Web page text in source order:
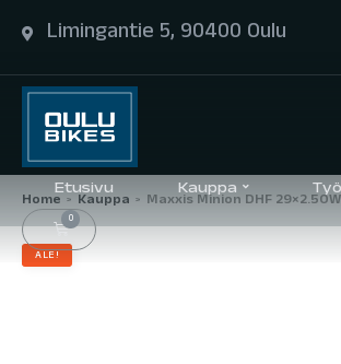
Limingantie 5, 90400 Oulu
Etusivu Kauppa
0
Home > Kauppa > Maxxis Minion DHF
ALE!